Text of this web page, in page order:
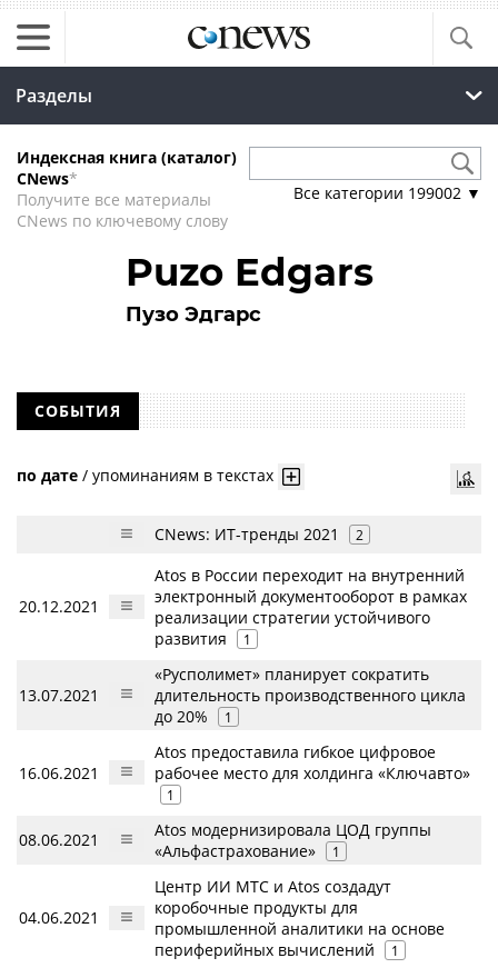
Разделы
Индексная книга (каталог)
CNews*
Получите все материалы
CNews по ключевому слову
Все категории 199002 ▼
Puzo Edgars
Пузо Эдгарс
СОБЫТИЯ
по дате / упоминаниям в текстах
CNews: ИТ-тренды 2021 2
20.12.2021
Atos в России переходит на внутренний
электронный документооборот в рамках
реализации стратегии устойчивого
развития
1
13.07.2021
«Русполимет» планирует сократить
длительность производственного цикла
до 20%
1
16.06.2021
Atos предоставила гибкое цифровое
рабочее место для холдинга «Ключавто»
1
08.06.2021
Atos модернизировала ЦОД группы
«Альфастрахование»
1
04.06.2021
Центр ИИ МТC и Atos создадут
коробочные продукты для
промышленной аналитики на основе
периферийных вычислений
1